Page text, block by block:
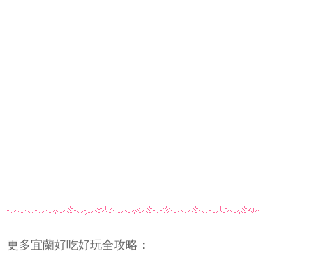
更多宜蘭好吃好玩全攻略：